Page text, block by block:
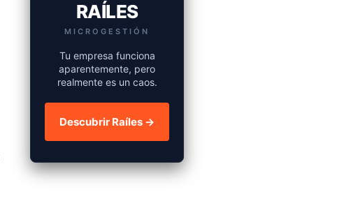
RAÍLES
MICROGESTIÓN
Tu empresa funciona
aparentemente, pero
realmente es un caos.
Descubrir Raíles →